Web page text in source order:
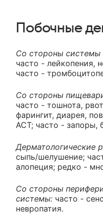
Побочные
Со стороны системы
часто - лейкопения,
часто -
Со стороны
часто - тошнота,
фарингит, диарея,
АСТ; часто - запоры,
Дерматологические
сыпь/шелушение;
алопеция; редко -
Со стороны
системы: часто -
невропатия.